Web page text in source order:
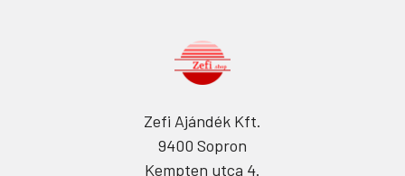
Zefi Ajándék Kft.
9400 Sopron
Kempten utca 4.